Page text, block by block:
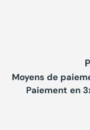
Moyens de
Paiement en